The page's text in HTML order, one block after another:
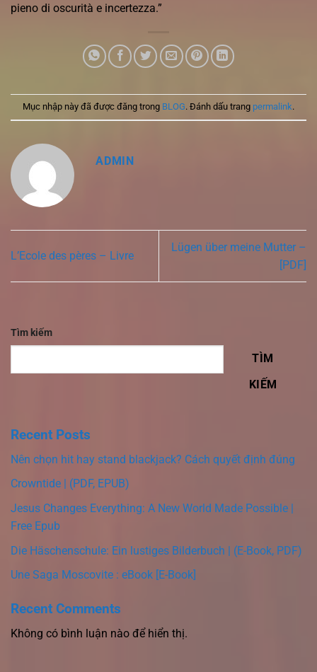
pieno di oscurità e incertezza.”
Mục nhập này đã được đăng trong BLOG. Đánh dấu trang permalink.
ADMIN
L’Ecole des pères – Livre
Lügen über meine Mutter –
[PDF]
Tìm kiếm
TÌM
KIẾM
Recent Posts
Nên chọn hit hay stand blackjack? Cách quyết định đúng
Crowntide | (PDF, EPUB)
Jesus Changes Everything: A New World Made Possible |
Free Epub
Die Häschenschule: Ein lustiges Bilderbuch | (E-Book, PDF)
Une Saga Moscovite : eBook [E-Book]
Recent Comments
Không có bình luận nào để hiển thị.